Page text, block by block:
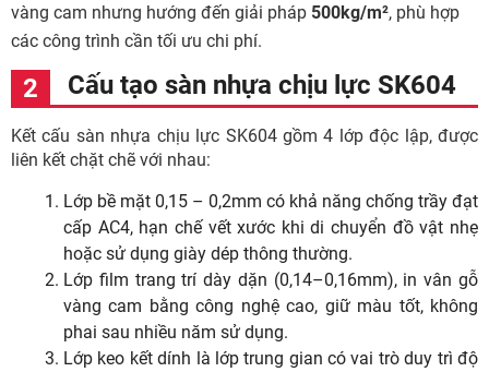
vàng cam nhưng hướng đến giải pháp 500kg/m², phù hợp
các công trình cần tối ưu chi phí.
Cấu tạo sàn nhựa chịu lực SK604
Kết cấu sàn nhựa chịu lực SK604 gồm 4 lớp độc lập, được
liên kết chặt chẽ với nhau:
Lớp bề mặt 0,15 – 0,2mm có khả năng chống trầy đạt
cấp AC4, hạn chế vết xước khi di chuyển đồ vật nhẹ
hoặc sử dụng giày dép thông thường.
Lớp film trang trí dày dặn (0,14–0,16mm), in vân gỗ
vàng cam bằng công nghệ cao, giữ màu tốt, không
phai sau nhiều năm sử dụng.
Lớp keo kết dính là lớp trung gian có vai trò duy trì độ